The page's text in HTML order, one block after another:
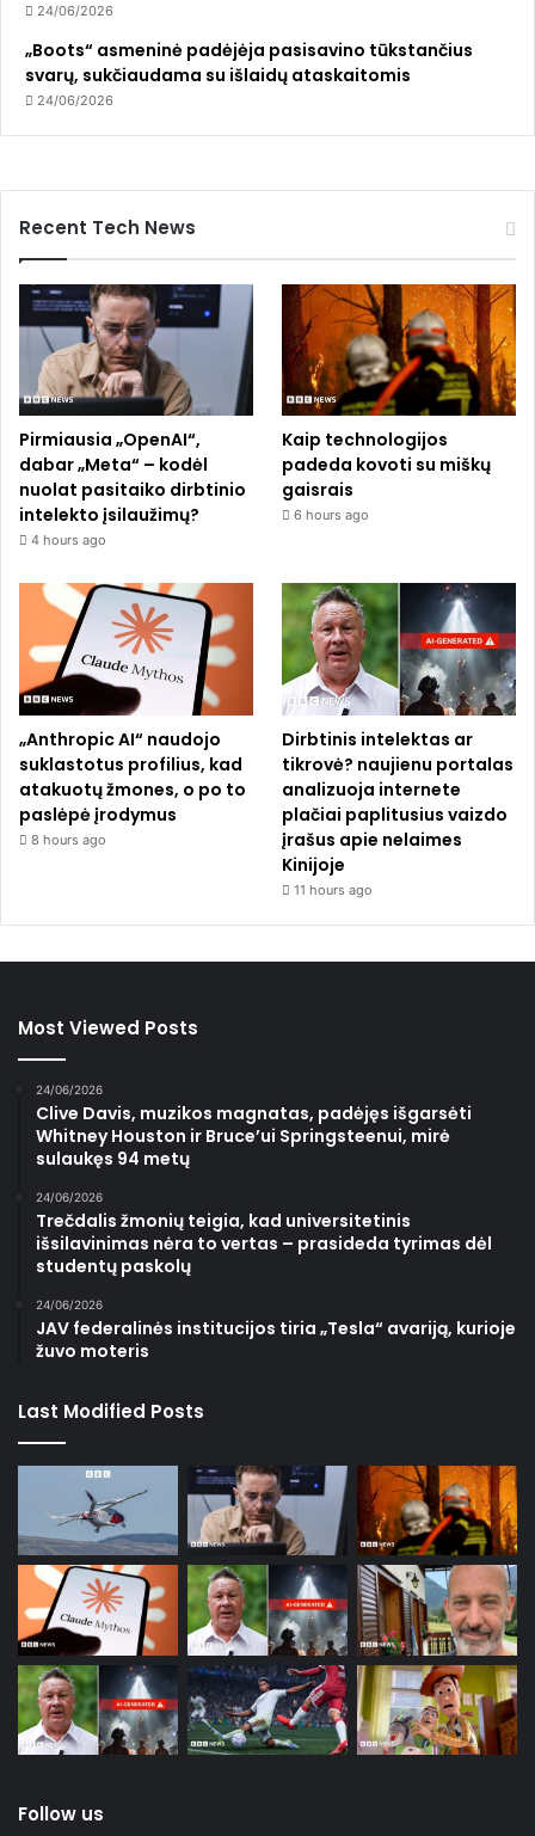
24/06/2026
„Boots“ asmeninė padėjėja pasisavino tūkstančius
svarų, sukčiaudama su išlaidų ataskaitomis
24/06/2026
Recent Tech News
Pirmiausia „OpenAI“,
dabar „Meta“ – kodėl
nuolat pasitaiko dirbtinio
intelekto įsilaužimų?
4 hours ago
Kaip technologijos
padeda kovoti su miškų
gaisrais
6 hours ago
„Anthropic AI“ naudojo
suklastotus profilius, kad
atakuotų žmones, o po to
paslėpė įrodymus
8 hours ago
Dirbtinis intelektas ar
tikrovė? naujienu portalas
analizuoja internete
plačiai paplitusius vaizdo
įrašus apie nelaimes
Kinijoje
11 hours ago
Most Viewed Posts
24/06/2026
Clive Davis, muzikos magnatas, padėjęs išgarsėti
Whitney Houston ir Bruce’ui Springsteenui, mirė
sulaukęs 94 metų
24/06/2026
Trečdalis žmonių teigia, kad universitetinis
išsilavinimas nėra to vertas – prasideda tyrimas dėl
studentų paskolų
24/06/2026
JAV federalinės institucijos tiria „Tesla“ avariją, kurioje
žuvo moteris
Last Modified Posts
Follow us